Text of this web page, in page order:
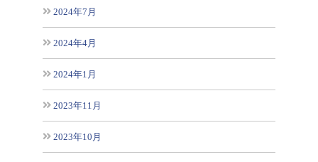
2024年7月
2024年4月
2024年1月
2023年11月
2023年10月